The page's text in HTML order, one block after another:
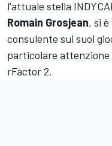
l'attuale stella
Romain Grosjean, si
consulente sui suoi
particolare
rFactor 2.